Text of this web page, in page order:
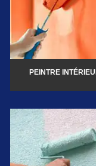
PEINTRE